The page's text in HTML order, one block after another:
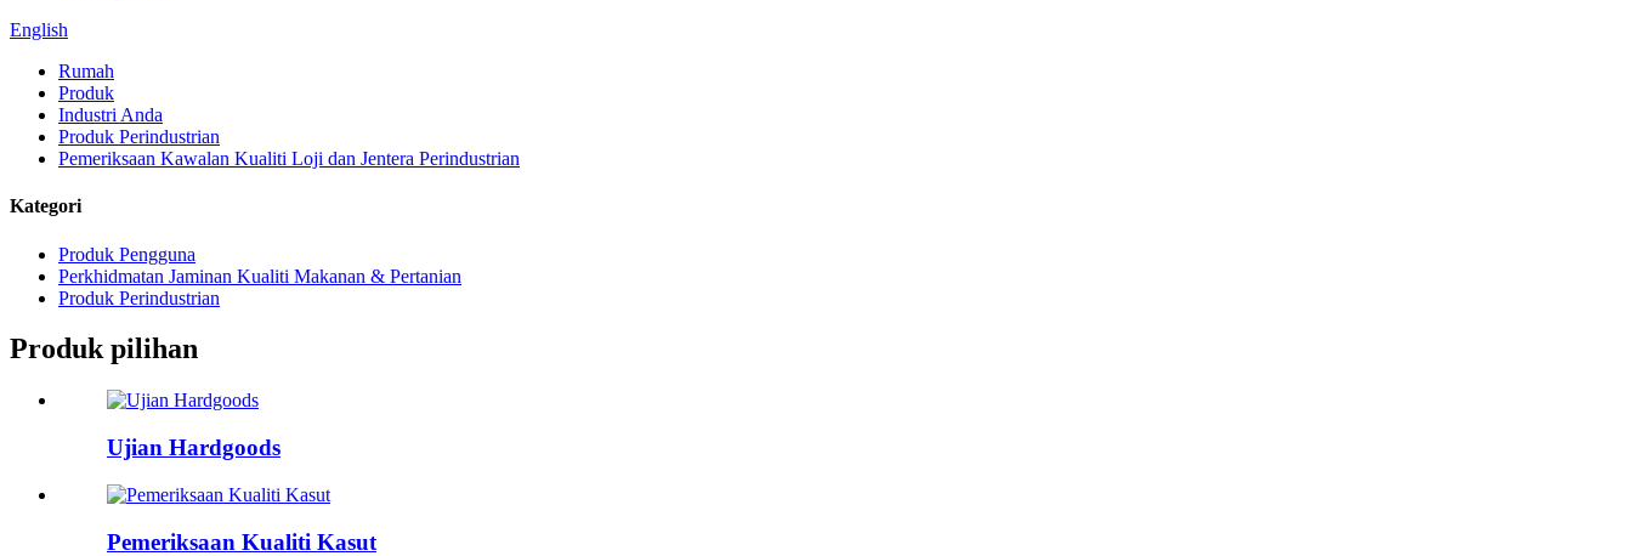
English
Rumah
Produk
Industri Anda
Produk Perindustrian
Pemeriksaan Kawalan Kualiti Loji dan Jentera Perindustrian
Kategori
Produk Pengguna
Perkhidmatan Jaminan Kualiti Makanan & Pertanian
Produk Perindustrian
Produk pilihan
Ujian Hardgoods
Pemeriksaan Kualiti Kasut